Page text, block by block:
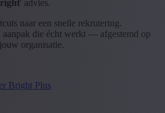
' advies.
naar een snelle rekrutering.
aanpak die écht werkt — afgestemd op
organisatie.
Bright Plus